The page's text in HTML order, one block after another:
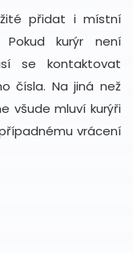
přidat i místní
kurýr není
se kontaktovat
čísla. Na jiná než
všude mluví kurýři
vrácení